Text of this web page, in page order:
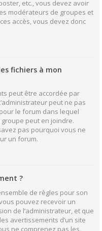
etc., vous devez avoir
modérateurs de groupes et
accès, vous devez donc
fichiers à mon
peut être accordée par
peut ne pas
le forum dans lequel
peut en joindre.
pas pourquoi vous ne
un forum.
?
de règles pour son
pouvez recevoir un
de l’administrateur, et que
avertissements d’un site
ne comprenez pas les